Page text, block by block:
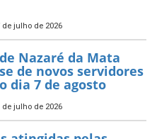
de julho de 2026
Nazaré da Mata
de novos servidores
dia 7 de agosto
de julho de 2026